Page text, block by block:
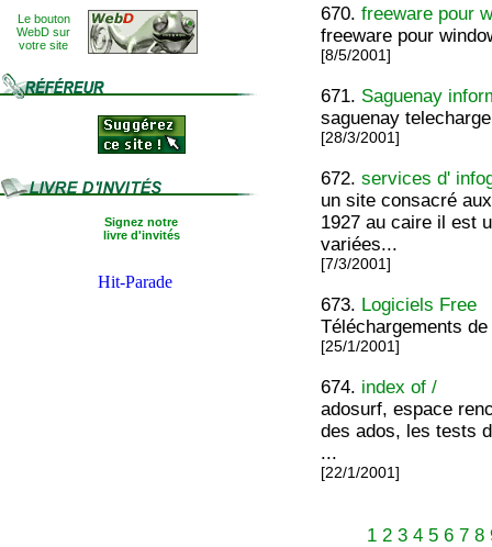
Le bouton
WebD sur
votre site
Signez notre
livre d'invités
670.freeware pour
freeware pour
[8/5/2001]
671. Saguenay
saguenay
[28/3/2001]
672.services d'
un site consacré
1927 au caire il est
variées...
[7/3/2001]
673. Logiciels Free
Téléchargements
[25/1/2001]
674. index of /
adosurf, espace
des ados, les tests
...
[22/1/2001]
1 2 3 4 5 6 7 8